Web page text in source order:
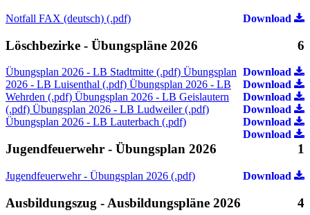
Notfall FAX (deutsch) (.pdf) Download
Löschbezirke - Übungspläne 2026 6
Übungsplan 2026 - LB Stadtmitte (.pdf) Download
Übungsplan
2026 - LB Luisenthal (.pdf)
Download
Übungsplan 2026 - LB
Wehrden (.pdf)
Download
Übungsplan 2026 - LB Geislautern
(.pdf)
Download
Übungsplan 2026 - LB Ludweiler (.pdf)
Download
Übungsplan 2026 - LB Lauterbach (.pdf)
Download
Jugendfeuerwehr - Übungsplan 2026 1
Jugendfeuerwehr - Übungsplan 2026 (.pdf) Download
Ausbildungszug - Ausbildungspläne 2026 4